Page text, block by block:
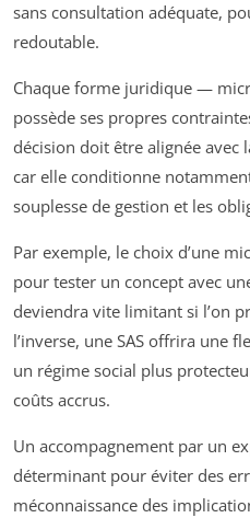
sans consultation adéquate,
redoutable.
Chaque forme juridique —
possède ses propres
décision doit être alignée avec
car elle conditionne
souplesse de gestion et les
Par exemple, le choix d’une
pour tester un concept avec
deviendra vite limitant si l’on
l’inverse, une SAS offrira une
un régime social plus
coûts accrus.
Un accompagnement par un
déterminant pour éviter des
méconnaissance des